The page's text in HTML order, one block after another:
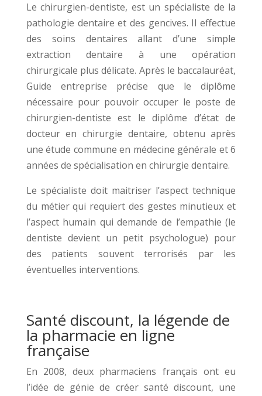
Le chirurgien-dentiste, est un spécialiste de la
pathologie dentaire et des gencives. Il effectue
des soins dentaires allant d’une simple
extraction dentaire à une opération
chirurgicale plus délicate. Après le baccalauréat,
Guide entreprise précise que le diplôme
nécessaire pour pouvoir occuper le poste de
chirurgien-dentiste est le diplôme d’état de
docteur en chirurgie dentaire, obtenu après
une étude commune en médecine générale et 6
années de spécialisation en chirurgie dentaire.
Le spécialiste doit maitriser l’aspect technique
du métier qui requiert des gestes minutieux et
l’aspect humain qui demande de l’empathie (le
dentiste devient un petit psychologue) pour
des patients souvent terrorisés par les
éventuelles interventions.
Santé discount, la légende de
la pharmacie en ligne
française
En 2008, deux pharmaciens français ont eu
l’idée de génie de créer santé discount, une